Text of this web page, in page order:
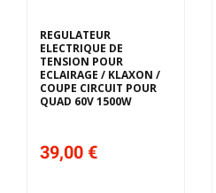
REGULATEUR
ELECTRIQUE DE
TENSION POUR
ECLAIRAGE / KLAXON /
COUPE CIRCUIT POUR
QUAD 60V 1500W
39,00 €